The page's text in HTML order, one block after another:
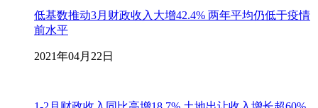
低基数推动3月财政收入大增42.4% 两年平均仍低于疫情
前水平
2021年04月22日